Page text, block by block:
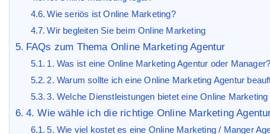
Wie seriös ist Online Marketing?
Wir begleiten Sie beim Online Marketing
FAQs zum Thema Online Marketing Agentur
1. Was ist eine Online Marketing Agentur oder Manager?
2. Warum sollte ich eine Online Marketing Agentur
3. Welche Dienstleistungen bietet eine Online
4. Wie wähle ich die richtige Online Marketing
5. Wie viel kostet es eine Online Marketing / Manger